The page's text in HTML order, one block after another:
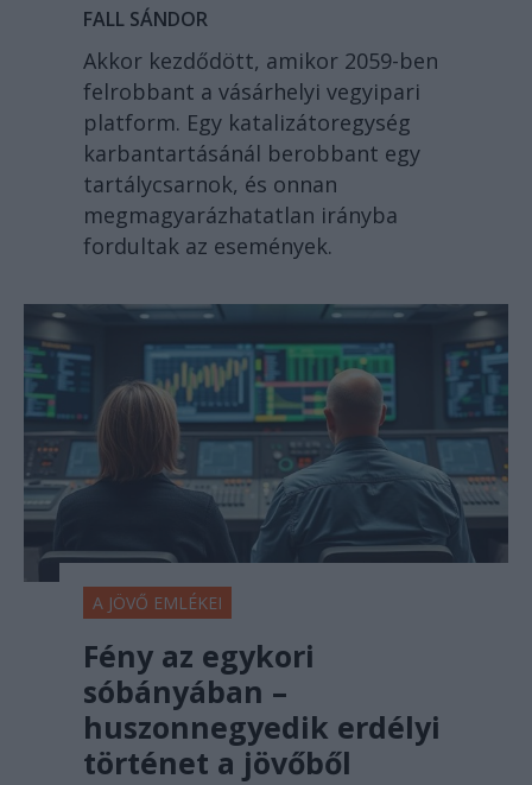
FALL SÁNDOR
Akkor kezdődött, amikor 2059-ben
felrobbant a vásárhelyi vegyipari
platform. Egy katalizátoregység
karbantartásánál berobbant egy
tartálycsarnok, és onnan
megmagyarázhatatlan irányba
fordultak az események.
A JÖVŐ EMLÉKEI
Fény az egykori
sóbányában –
huszonnegyedik erdélyi
történet a jövőből